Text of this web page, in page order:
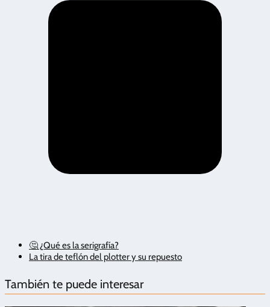
🤔 ¿Qué es la serigrafía?
La tira de teflón del plotter y su repuesto
También te puede interesar